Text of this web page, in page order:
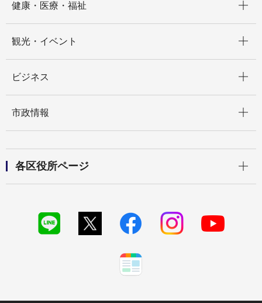
健康・医療・福祉
観光・イベント
ビジネス
市政情報
各区役所ページ